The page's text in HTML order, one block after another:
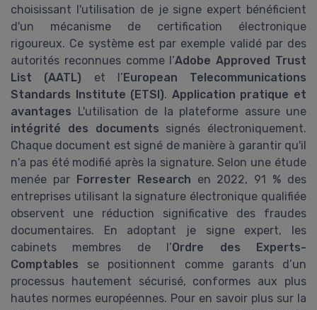
choisissant l'utilisation de je signe expert bénéficient
d'un mécanisme de certification électronique
rigoureux. Ce système est par exemple validé par des
autorités reconnues comme l’Adobe Approved Trust
List (AATL) et l’European Telecommunications
Standards Institute (ETSI). Application pratique et
avantages L'utilisation de la plateforme assure une
intégrité des documents signés électroniquement.
Chaque document est signé de manière à garantir qu'il
n'a pas été modifié après la signature. Selon une étude
menée par Forrester Research en 2022, 91 % des
entreprises utilisant la signature électronique qualifiée
observent une réduction significative des fraudes
documentaires. En adoptant je signe expert, les
cabinets membres de l’Ordre des Experts-
Comptables se positionnent comme garants d’un
processus hautement sécurisé, conformes aux plus
hautes normes européennes. Pour en savoir plus sur la